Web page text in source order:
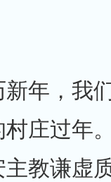
年，我
庄过年
教谦虚